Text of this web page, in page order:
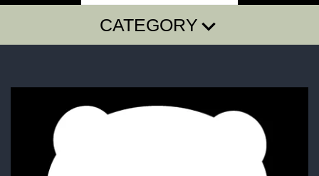
CATEGORY
T-SHIRTS LONG SLEEVE T
ACCESSORY